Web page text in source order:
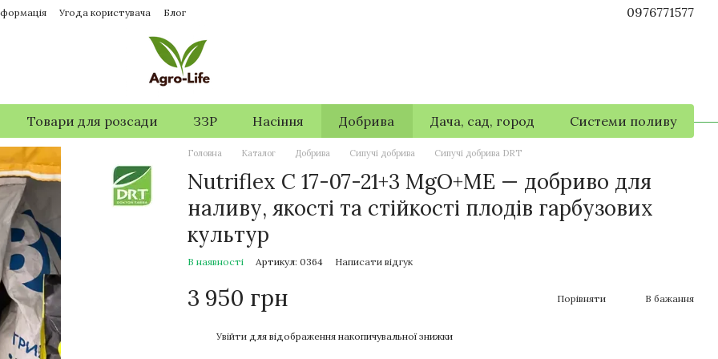
Угода користувача Блог 0976771577
Товари для розсади ЗЗР Насіння Добрива Дача, сад, город Системи поливу
Головна Каталог Добрива Сипучі добрива Сипучі добрива DRT
Nutriflex C 17-07-21+3 MgO+ME — добриво для
наливу, якості та стійкості плодів гарбузових
культур
В наявності Артикул: 0364 Написати відгук
3 950 грн Порівняти В бажання
Увійти для відображення накопичувальної знижки